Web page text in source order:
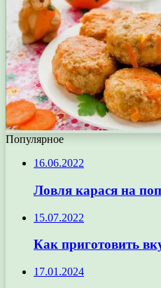
Популярное
16.06.2022
Ловля карася на
15.07.2022
Как приготовить
17.01.2024